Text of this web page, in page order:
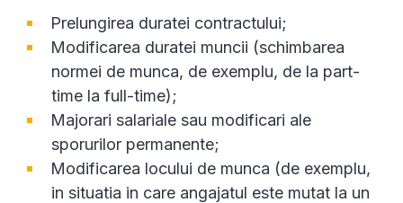
Prelungirea duratei contractului;
Modificarea duratei muncii (schimbarea
normei de munca, de exemplu, de la part-
time la full-time);
Majorari salariale sau modificari ale
sporurilor permanente;
Modificarea locului de munca (de exemplu,
in situatia in care angajatul este mutat la un